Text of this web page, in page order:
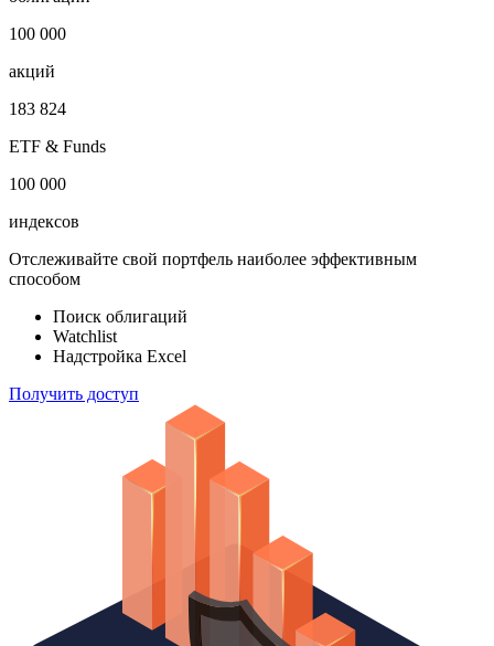
100 000
акций
183 824
ETF & Funds
100 000
индексов
Отслеживайте свой портфель наиболее эффективным
способом
Поиск облигаций
Watchlist
Надстройка Excel
Получить доступ